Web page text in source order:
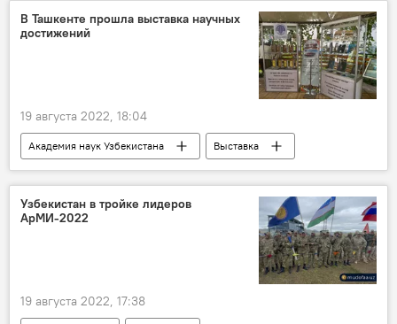
В Ташкенте прошла выставка научных
достижений
19 августа 2022, 18:04
Академия наук Узбекистана
Выставка
Новый Узбекистан: эпоха реформ
Узбекистан в тройке лидеров
АрМИ-2022
19 августа 2022, 17:38